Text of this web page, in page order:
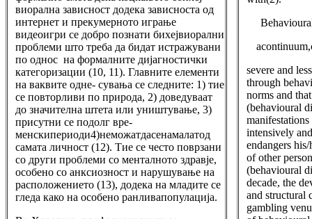
виорална зависност додека зависноста од
интернет и прекумерното играње
видеоигри се добро познати бихејвиорални
проблеми што треба да бидат истражувани
по однос на формалните дијагностички
категоризации (10, 11). Главните елементи
на ваквите одне- сувања се следните: 1) тие
се повторливи по природа, 2) доведуваат
до значителна штета или уништување, 3)
присутни се подолг вре-
менскипериоди4)неможатдасенамалатод
самата личност (12). Тие се често поврзани
со други проблеми со менталното здравје,
особено со анксиозност и нарушување на
расположението (13), додека на младите се
гледа како на особено ранливапопулација.
severe and
through
norms and
(behavioural
intensively
endangers
of other
(behavioural
decade, the
and structural
gambling